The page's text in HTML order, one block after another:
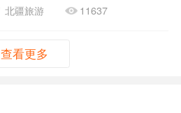
北疆旅游
11637
查看更多